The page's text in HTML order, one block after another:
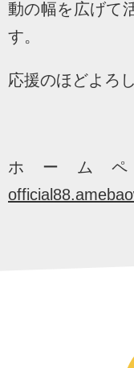
動の幅を広げて
す。
応援のほどよろ
ホーム